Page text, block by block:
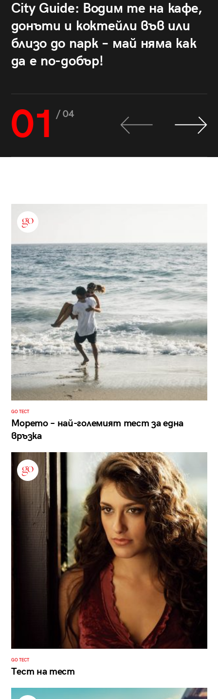
City Guide: Водим те на кафе,
донъти и коктейли във или
близо до парк – май няма как
да е по-добър!
01 / 04
GO ТЕСТ
Морето – най-големият тест за една
връзка
GO ТЕСТ
Тест на тест